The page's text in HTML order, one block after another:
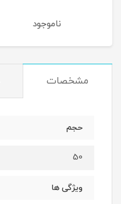
ناموجود
مشخصات
حجم
50
ویژگی ها